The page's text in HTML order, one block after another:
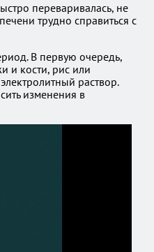
переваривалась, не
трудно справиться с
В первую очередь,
и кости, рис или
раствор.
изменения в